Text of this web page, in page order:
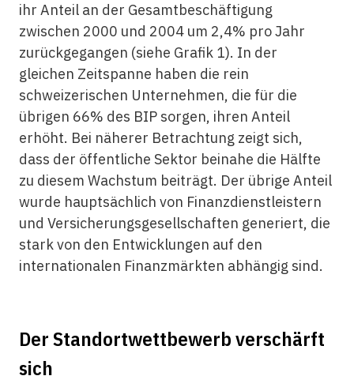
ihr Anteil an der Gesamtbeschäftigung
zwischen 2000 und 2004 um 2,4% pro Jahr
zurückgegangen (siehe Grafik 1). In der
gleichen Zeitspanne haben die rein
schweizerischen Unternehmen, die für die
übrigen 66% des BIP sorgen, ihren Anteil
erhöht. Bei näherer Betrachtung zeigt sich,
dass der öffentliche Sektor beinahe die Hälfte
zu diesem Wachstum beiträgt. Der übrige Anteil
wurde hauptsächlich von Finanzdienstleistern
und Versicherungsgesellschaften generiert, die
stark von den Entwicklungen auf den
internationalen Finanzmärkten abhängig sind.
Der Standortwettbewerb verschärft
sich